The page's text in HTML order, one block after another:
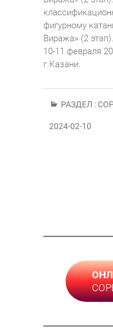
фигурному
Виража» (2
10-11 февраля
г.Казани.
РАЗДЕЛ :
2024-02-10